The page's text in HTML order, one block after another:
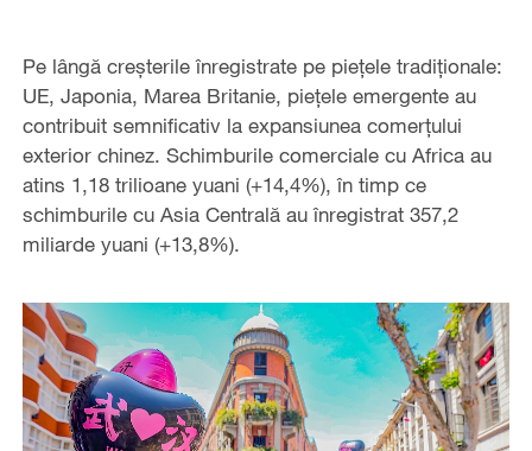
Pe lângă creșterile înregistrate pe piețele tradiționale:
UE, Japonia, Marea Britanie, piețele emergente au
contribuit semnificativ la expansiunea comerțului
exterior chinez. Schimburile comerciale cu Africa au
atins 1,18 trilioane yuani (+14,4%), în timp ce
schimburile cu Asia Centrală au înregistrat 357,2
miliarde yuani (+13,8%).